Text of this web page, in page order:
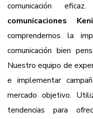
comunicación
comunicaciones
comprendemos la
comunicación bien
Nuestro equipo de
e implementar
mercado objetivo.
tendencias para